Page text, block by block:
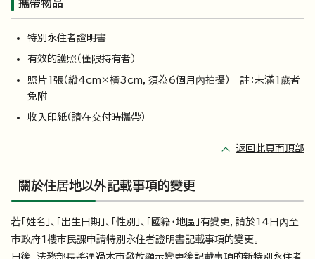
攜帶物品
特別永住者證明書
有效的護照（僅限持有者）
照片1張（縱4cm×橫3cm，須為6個月內拍攝） 註：未滿1歲者
免附
收入印紙（請在交付時攜帶）
返回此頁面頂部
關於住居地以外記載事項的變更
若「姓名」、「出生日期」、「性別」、「國籍・地區」有變更，請於14日內至
市政府1樓市民課申請特別永住者證明書記載事項的變更。
日後，法務部長將通過本市發放顯示變更後記載事項的新特別永住者